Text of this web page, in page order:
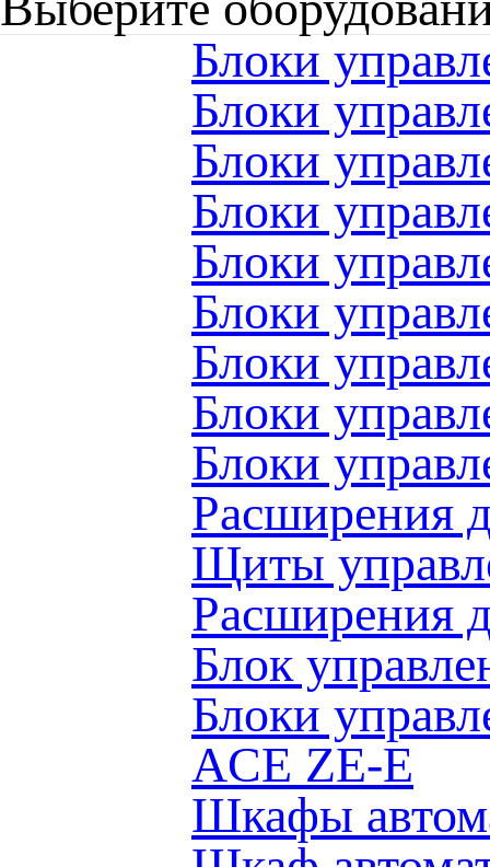
Блоки
Блоки
Блоки
Блоки
Блоки
Блоки
Блоки
Блоки
Блоки
Расширения
Щиты
Расширения
Блок
Блоки
ACE ZE-E
Шкафы